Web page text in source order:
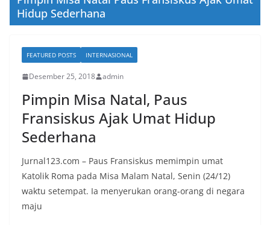
Hidup Sederhana
FEATURED POSTS INTERNASIONAL
Desember 25, 2018 admin
Pimpin Misa Natal, Paus
Fransiskus Ajak Umat Hidup
Sederhana
Jurnal123.com – Paus Fransiskus memimpin umat
Katolik Roma pada Misa Malam Natal, Senin (24/12)
waktu setempat. Ia menyerukan orang-orang di negara
maju